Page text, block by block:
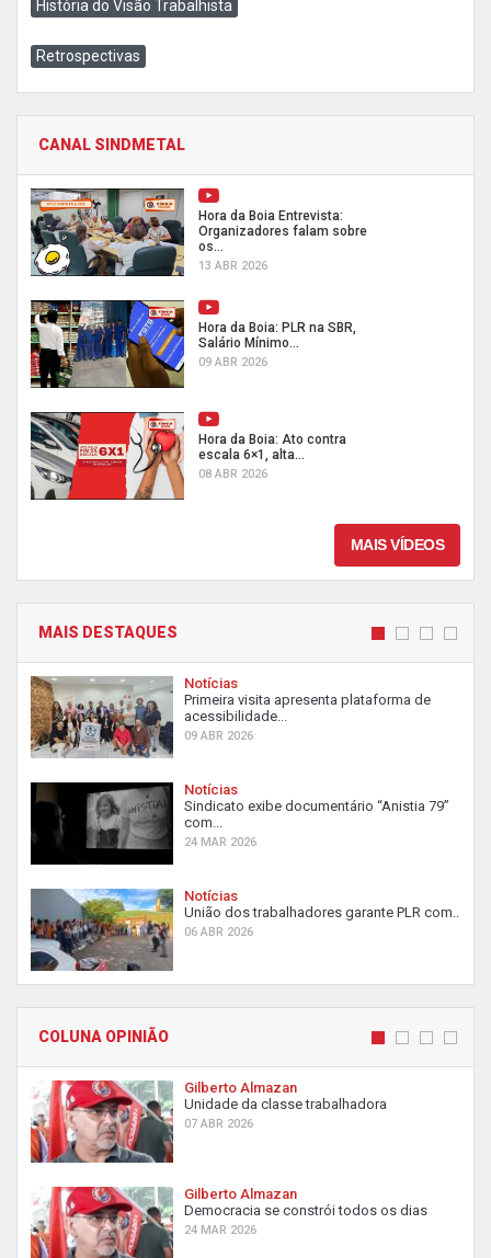
História do Visão Trabalhista
Retrospectivas
CANAL SINDMETAL
Hora da Boia Entrevista:
Organizadores falam sobre
os...
13 ABR 2026
Hora da Boia: PLR na SBR,
Salário Mínimo...
09 ABR 2026
Hora da Boia: Ato contra
escala 6×1, alta...
08 ABR 2026
MAIS VÍDEOS
MAIS DESTAQUES
Notícias
Primeira visita apresenta plataforma de
acessibilidade...
09 ABR 2026
Notícias
Sindicato exibe documentário “Anistia 79”
com...
24 MAR 2026
Notícias
União dos trabalhadores garante PLR com...
06 ABR 2026
COLUNA OPINIÃO
Gilberto Almazan
Unidade da classe trabalhadora
07 ABR 2026
Gilberto Almazan
Democracia se constrói todos os dias
24 MAR 2026